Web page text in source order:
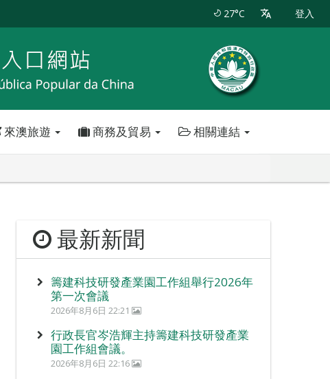
27°C 登入
來澳旅遊 商務及貿易 相關連結
最新新聞
籌建科技研發產業園工作組舉行2026年
第一次會議
2026年8月6日 22:21
行政長官岑浩輝主持籌建科技研發產業
園工作組會議。
2026年8月6日 22:16